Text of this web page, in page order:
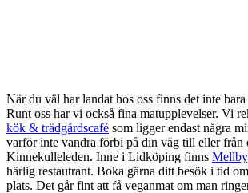
När du väl har landat hos oss finns det inte
Runt oss har vi också fina matupplevelser. Vi
kök & trädgårdscafé som ligger endast några
varför inte vandra förbi på din väg till eller från
Kinnekulleleden. Inne i Lidköping finns
härlig restautrant. Boka gärna ditt besök i tid
plats. Det går fint att få veganmat om man